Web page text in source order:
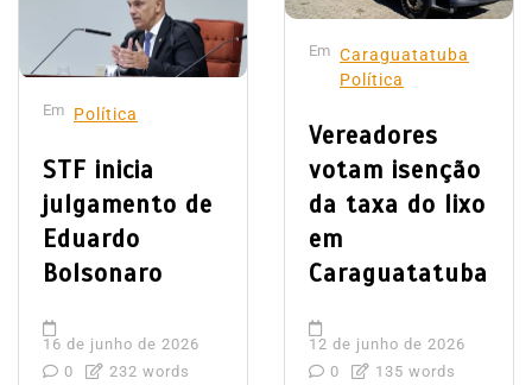
Em Política
STF inicia
julgamento de
Eduardo
Bolsonaro
16 de junho de 2026
0
232 words
Em Caraguatatuba
Política
Vereadores
votam isenção
da taxa do lixo
em
Caraguatatuba
12 de junho de 2026
0
135 words